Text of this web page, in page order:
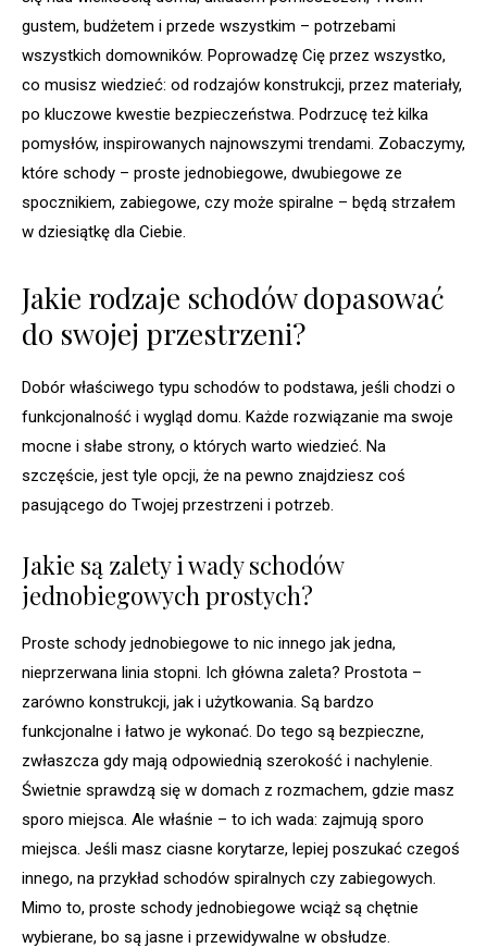
gustem, budżetem i przede wszystkim – potrzebami
wszystkich domowników. Poprowadzę Cię przez wszystko,
co musisz wiedzieć: od rodzajów konstrukcji, przez materiały,
po kluczowe kwestie bezpieczeństwa. Podrzucę też kilka
pomysłów, inspirowanych najnowszymi trendami. Zobaczymy,
które schody – proste jednobiegowe, dwubiegowe ze
spocznikiem, zabiegowe, czy może spiralne – będą strzałem
w dziesiątkę dla Ciebie.
Jakie rodzaje schodów dopasować
do swojej przestrzeni?
Dobór właściwego typu schodów to podstawa, jeśli chodzi o
funkcjonalność i wygląd domu. Każde rozwiązanie ma swoje
mocne i słabe strony, o których warto wiedzieć. Na
szczęście, jest tyle opcji, że na pewno znajdziesz coś
pasującego do Twojej przestrzeni i potrzeb.
Jakie są zalety i wady schodów
jednobiegowych prostych?
Proste schody jednobiegowe to nic innego jak jedna,
nieprzerwana linia stopni. Ich główna zaleta? Prostota –
zarówno konstrukcji, jak i użytkowania. Są bardzo
funkcjonalne i łatwo je wykonać. Do tego są bezpieczne,
zwłaszcza gdy mają odpowiednią szerokość i nachylenie.
Świetnie sprawdzą się w domach z rozmachem, gdzie masz
sporo miejsca. Ale właśnie – to ich wada: zajmują sporo
miejsca. Jeśli masz ciasne korytarze, lepiej poszukać czegoś
innego, na przykład schodów spiralnych czy zabiegowych.
Mimo to, proste schody jednobiegowe wciąż są chętnie
wybierane, bo są jasne i przewidywalne w obsłudze.